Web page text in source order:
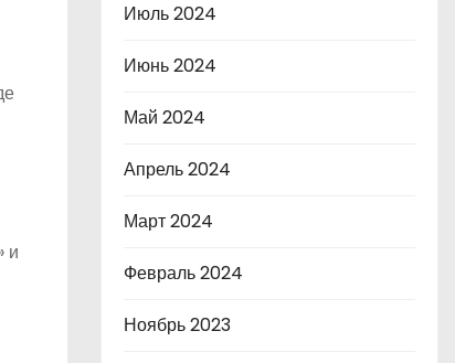
и
Июль 2024
Июнь 2024
Май 2024
Апрель 2024
Март 2024
Февраль 2024
Ноябрь 2023